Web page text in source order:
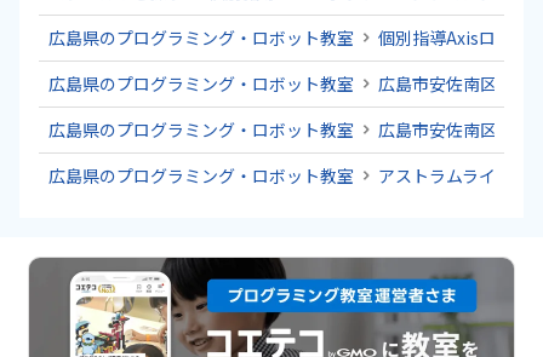
広島県のプログラミング・ロボット教室
個別指導Axisロボッ
広島県のプログラミング・ロボット教室
広島市安佐南区のプ
広島県のプログラミング・ロボット教室
広島市安佐南区のプ
広島県のプログラミング・ロボット教室
アストラムラインの